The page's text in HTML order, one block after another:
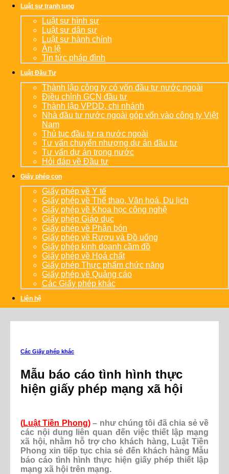
Luật sư tranh tụng
Luật sư hình sự
Luật sư dân sự
Luật sư hành chính
Án lệ
Tin tức pháp đình
Luật Đầu Tư
Thành lập công ty có vốn đầu tư nước ngoài
Điều chỉnh GCN đầu tư
Thành lập VPDD, chi nhánh
Nhà đầu tư nước ngoài góp vốn vào công ty Việt
Nam
Thủ tục đầu tư ra nước ngoài
Tư vấn chuyển nhượng dự án đầu tư
Tư vấn dự án trong nước
Hỏi đáp về Đầu tư
Giấy phép con
Giấy phép về Y tế
Giấy phép về Thể thao, Văn hoá, Du lịch
Giấy phép về Khoa học công nghệ
Giấy phép Giáo dục
Giấy phép về Phân bón
Giấy phép về Rượu và Đồ uống
Giấy phép kinh doanh cầm đồ
Giấy phép về Hoá chất
Giấy phép Thực phẩm chức năng
Giấy phép về Quảng cáo
Các Giấy phép khác
Liên hệ
Các Giấy phép khác
Mẫu báo cáo tình hình thực
hiện giấy phép mạng xã hội
(Luật Tiền Phong)– như chúng tôi đã chia sẻ về
các nội dung liên quan đến việc thiết lập mạng
xã hội, nhằm hỗ trợ cho khách hàng, Luật Tiền
Phong xin tiếp tục chia sẻ đến khách hàng Mẫu
báo cáo tình hình thực hiện giấy phép thiết lập
mạng xã hội trên mạng.